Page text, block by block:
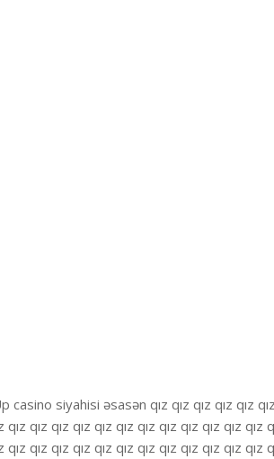
siyahisi əsasən qız qız qız qız qız qız
qız qız qız qız qız qız qız qız qız qız qız
qız qız qız qız qız qız qız qız qız qız qız